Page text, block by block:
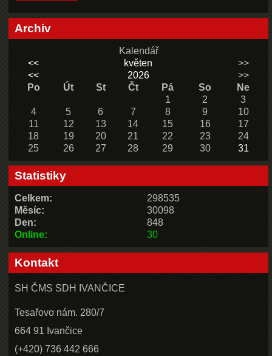
Archiv
Kalendář
<<
květen
>>
<<
2026
>>
Po
Út St Čt Pá So
Ne
1
2
3
4
5 6 7 8 9
10
11
12 13 14 15 16
17
18
19 20 21 22 23
24
25
26 27 28 29 30 31
Statistiky
Online: 30
Celkem:
298535
Měsíc:
30098
Den:
848
Kontakt
SH ČMS SDH IVANČICE
Tesařovo nám. 280/7
664 91 Ivančice
(+420) 736 442 666